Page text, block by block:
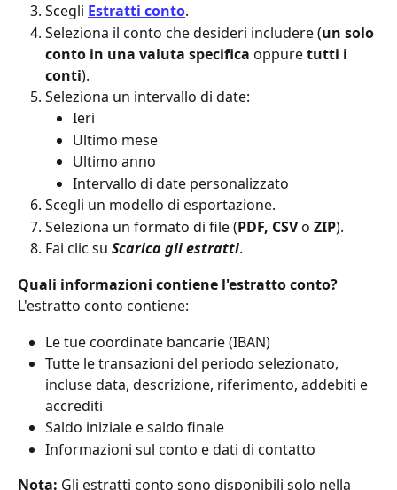
Scegli Estratti conto.
Seleziona il conto che desideri includere (un solo
conto in una valuta specifica oppure tutti i
conti).
Seleziona un intervallo di date:
Ieri
Ultimo mese
Ultimo anno
Intervallo di date personalizzato
Scegli un modello di esportazione.
Seleziona un formato di file (PDF, CSV o ZIP).
Fai clic su Scarica gli estratti.
Quali informazioni contiene l'estratto conto?
L'estratto conto contiene:
Le tue coordinate bancarie (IBAN)
Tutte le transazioni del periodo selezionato,
incluse data, descrizione, riferimento, addebiti e
accrediti
Saldo iniziale e saldo finale
Informazioni sul conto e dati di contatto
Nota: Gli estratti conto sono disponibili solo nella